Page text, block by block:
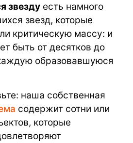
звезду есть намного
звезд, которые
критическую массу: и
быть от десятков до
образовавшуюся
наша собственная
содержит сотни или
которые